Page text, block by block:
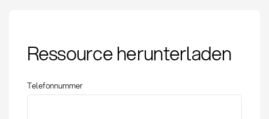
Definition & Methoden
im Einkauf
Ressource herunterladen
Telefonnummer